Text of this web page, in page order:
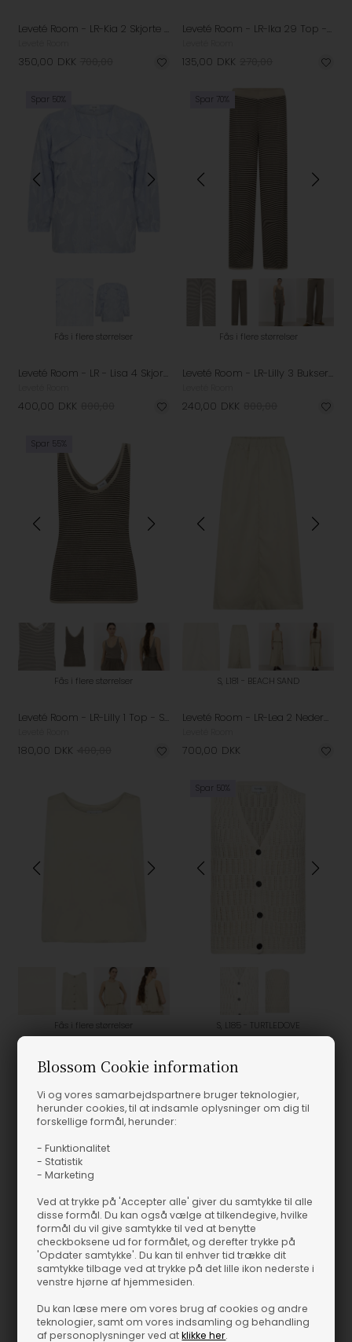
Blossom Cookie information
Vi og vores samarbejdspartnere bruger teknologier,
herunder cookies, til at indsamle oplysninger om dig til
forskellige formål, herunder:
- Funktionalitet
- Statistik
- Marketing
Ved at trykke på 'Accepter alle' giver du samtykke til alle
disse formål. Du kan også vælge at tilkendegive, hvilke
formål du vil give samtykke til ved at benytte
checkboksene ud for formålet, og derefter trykke på
'Opdater samtykke'. Du kan til enhver tid trække dit
samtykke tilbage ved at trykke på det lille ikon nederste i
venstre hjørne af hjemmesiden.
Du kan læse mere om vores brug af cookies og andre
teknologier, samt om vores indsamling og behandling
af personoplysninger ved atklikke her.
Leveté Room - LR-Kia 2 Skjorte - Turtledove
350,00 DKK
Leveté Room - LR-Ika 29 Top - Summer Olive
135,00 DKK
Spar 50%
Fås i flere størrelser
Leveté Room - LR - Lisa 4 Skjorte - Nordic Breeze Combi
400,00 DKK
Spar 70%
Fås i flere størrelser
Leveté Room - LR-Lilly 3 Bukser - Silver
240,00 DKK
Spar 55%
Fås i flere størrelser
Leveté Room - LR-Lilly 1 Top - Silver Lining Combi
180,00 DKK
S, L181 - BEACH SAND
Leveté Room - LR-Lea 2 Nederdel - Beach Sand
700,00 DKK
Fås i flere størrelser
Leveté Room - LR-Lea 1 Bluse - Beach Sand
Leveté Room
500,00 DKK
Spar 50%
S, L185 - TURTLEDOVE
Leveté Room
400,00 DKK 800,00